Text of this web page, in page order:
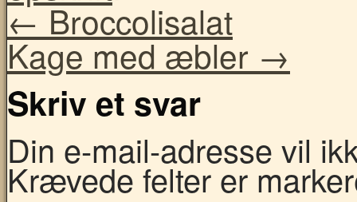
←Broccolisalat
Kage med æbler →
Skriv et svar
Din e-mail-adresse vil
Krævede felter er